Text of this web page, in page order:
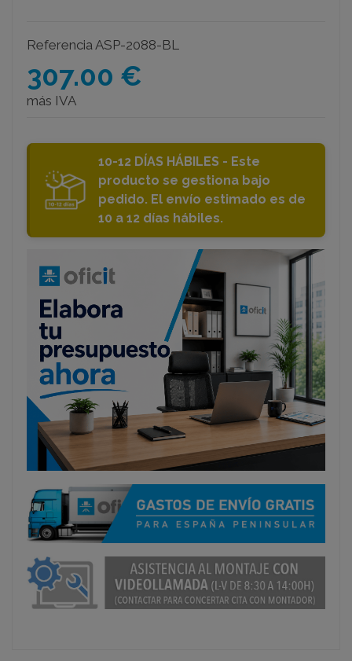
ReferenciaASP-2088-BL
307.00 €
más IVA
10-12 DÍAS HÁBILES - Este
producto se gestiona bajo
pedido. El envío estimado es de
10 a 12 días hábiles.